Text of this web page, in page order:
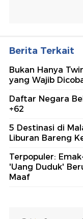
Berita Terkait
Bukan Hanya
yang Wajib
Daftar Negara
+62
5 Destinasi di
Liburan Bareng
Terpopuler:
'Uang Duduk'
Maaf